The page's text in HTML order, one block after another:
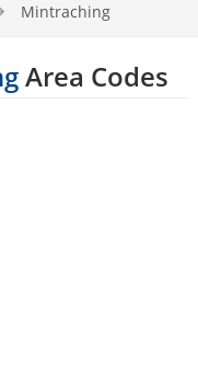
Mintraching
Area Codes